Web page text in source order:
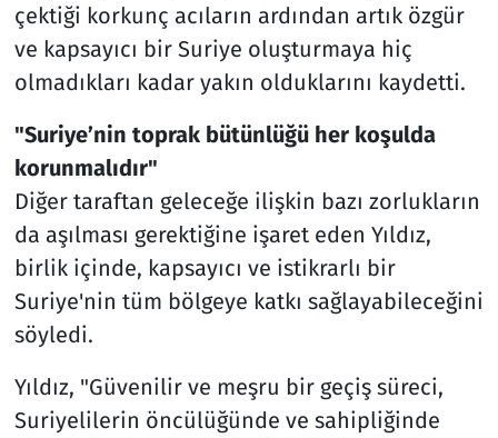
çektiği korkunç acıların ardından artık özgür
ve kapsayıcı bir Suriye oluşturmaya hiç
olmadıkları kadar yakın olduklarını kaydetti.
"Suriye’nin toprak bütünlüğü her koşulda
korunmalıdır"
Diğer taraftan geleceğe ilişkin bazı zorlukların
da aşılması gerektiğine işaret eden Yıldız,
birlik içinde, kapsayıcı ve istikrarlı bir
Suriye'nin tüm bölgeye katkı sağlayabileceğini
söyledi.
Yıldız, "Güvenilir ve meşru bir geçiş süreci,
Suriyelilerin öncülüğünde ve sahipliğinde